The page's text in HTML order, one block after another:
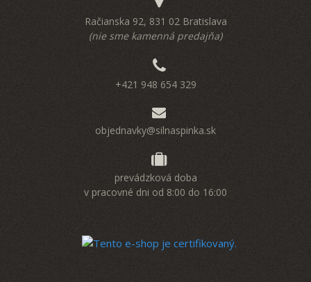
Račianska 92, 831 02 Bratislava
(nie sme kamenná predajňa)
+421 948 654 329
objednavky@silnaspinka.sk
prevádzková doba
v pracovné dni od 8:00 do 16:00